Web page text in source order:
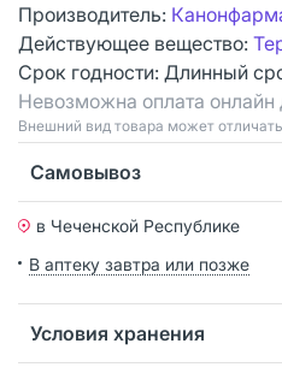
Производитель:
Действующее вещество:
Срок годности: Длинный
Невозможна оплата онлайн
Bнешний вид товара может
Самовывоз
в Чеченской Республике
В аптеку завтра или позже
Условия хранения